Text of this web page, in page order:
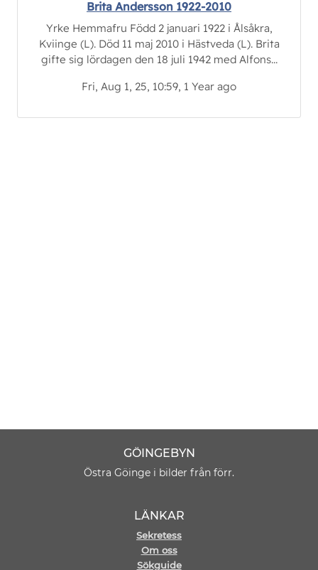
Brita Andersson 1922-2010
Yrke Hemmafru Född 2 januari 1922 i Ålsåkra,
Kviinge (L). Död 11 maj 2010 i Hästveda (L). Brita
gifte sig lördagen den 18 juli 1942 med Alfons...
Fri, Aug 1, 25, 10:59, 1 Year ago
GÖINGEBYN
Östra Göinge i bilder från förr.
LÄNKAR
Sekretess
Om oss
Sökguide